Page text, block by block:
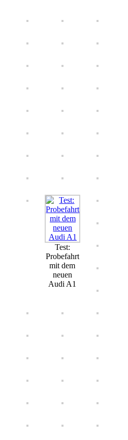
Test:
Probefahrt
mit dem
neuen
Audi A1